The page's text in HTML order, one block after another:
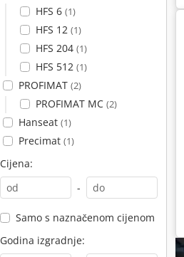
HFS 6 (1)
HFS 12 (1)
HFS 204 (1)
HFS 512 (1)
PROFIMAT (2)
PROFIMAT MC (2)
Hanseat (1)
Precimat (1)
Cijena:
-
Samo s naznačenom cijenom
Godina izgradnje: